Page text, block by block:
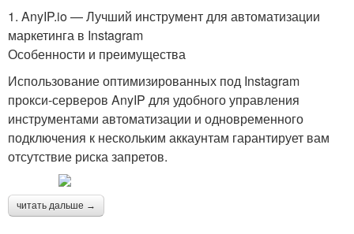
1. AnyIP.io — Лучший инструмент для автоматизации
маркетинга в Instagram
Особенности и преимущества
Использование оптимизированных под Instagram
прокси-серверов AnyIP для удобного управления
инструментами автоматизации и одновременного
подключения к нескольким аккаунтам гарантирует вам
отсутствие риска запретов.
читать дальше →